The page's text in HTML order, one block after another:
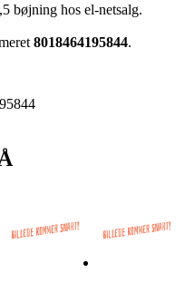
bøjning hos el-netsalg.
8018464195844.